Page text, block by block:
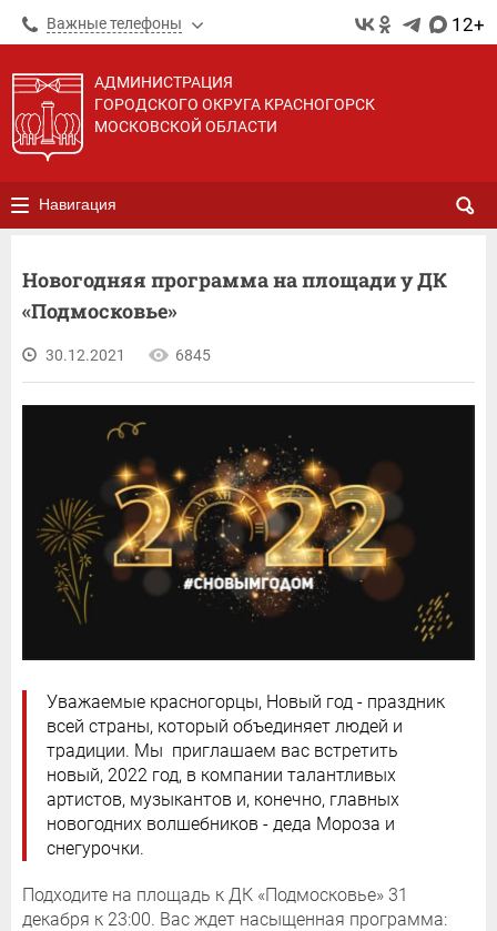
Важные телефоны 12+
АДМИНИСТРАЦИЯ
ГОРОДСКОГО ОКРУГА КРАСНОГОРСК
МОСКОВСКОЙ ОБЛАСТИ
Навигация
Новогодняя программа на площади у ДК
«Подмосковье»
30.12.2021 6845
Уважаемые красногорцы, Новый год - праздник
всей страны, который объединяет людей и
традиции. Мы приглашаем вас встретить
новый, 2022 год, в компании талантливых
артистов, музыкантов и, конечно, главных
новогодних волшебников - деда Мороза и
снегурочки.
Подходите на площадь к ДК «Подмосковье» 31
декабря к 23:00. Вас ждет насыщенная программа: